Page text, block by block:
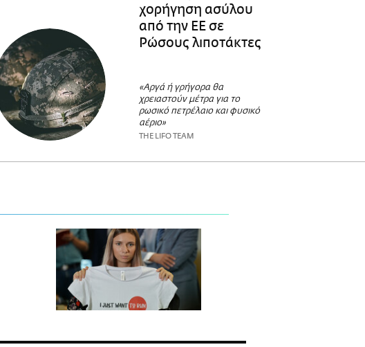
χορήγηση ασύλου
από την ΕΕ σε
Ρώσους λιποτάκτες
«Αργά ή γρήγορα θα
χρειαστούν μέτρα για το
ρωσικό πετρέλαιο και φυσικό
αέριο»
THE LIFO TEAM